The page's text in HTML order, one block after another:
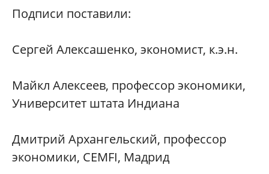
Подписи поставили:
Сергей Алексашенко, экономист, к.э.н.
Майкл Алексеев, профессор экономики,
Университет штата Индиана
Дмитрий Архангельский, профессор
экономики, CEMFI, Мадрид